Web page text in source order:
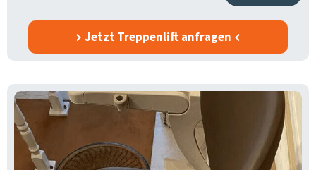
Jetzt Treppenlift anfragen